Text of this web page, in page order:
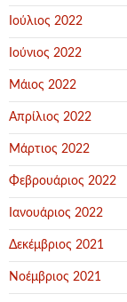
Ιούλιος 2022
Ιούνιος 2022
Μάιος 2022
Απρίλιος 2022
Μάρτιος 2022
Φεβρουάριος 2022
Ιανουάριος 2022
Δεκέμβριος 2021
Νοέμβριος 2021